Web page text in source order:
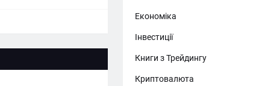
Економіка
Інвестиції
Книги з Трейдингу
Криптовалюта